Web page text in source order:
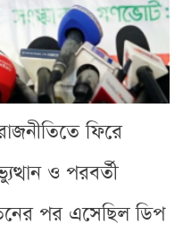
ফিরে
ও পরবর্তী
পর এসেছিল ডিপ